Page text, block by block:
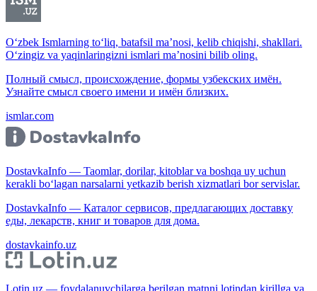
O‘zbek Ismlarning to‘liq, batafsil ma’nosi, kelib chiqishi, shakllari.
O‘zingiz va yaqinlaringizni ismlari ma’nosini bilib oling.
Полный смысл, происхождение, формы узбекских имён.
Узнайте смысл своего имени и имён близких.
ismlar.com
DostavkaInfo — Taomlar, dorilar, kitoblar va boshqa uy uchun
kerakli bo‘lagan narsalarni yetkazib berish xizmatlari bor servislar.
DostavkaInfo — Каталог сервисов, предлагающих доставку
еды, лекарств, книг и товаров для дома.
dostavkainfo.uz